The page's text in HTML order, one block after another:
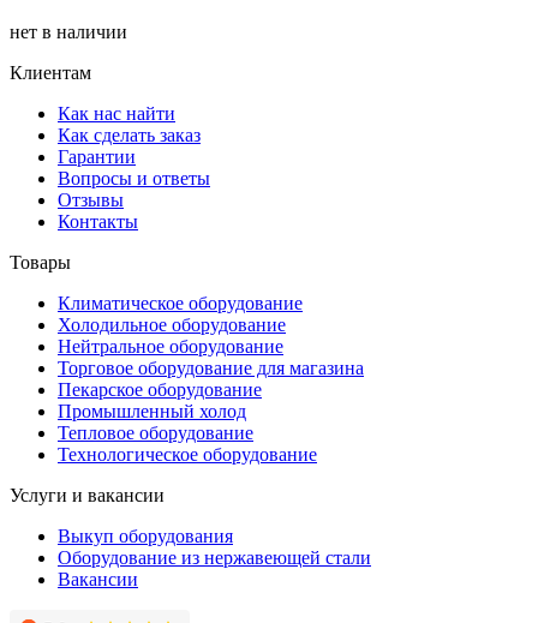
нет в наличии
Клиентам
Как нас найти
Как сделать заказ
Гарантии
Вопросы и ответы
Отзывы
Контакты
Товары
Климатическое оборудование
Холодильное оборудование
Нейтральное оборудование
Торговое оборудование для магазина
Пекарское оборудование
Промышленный холод
Тепловое оборудование
Технологическое оборудование
Услуги и вакансии
Выкуп оборудования
Оборудование из нержавеющей стали
Вакансии